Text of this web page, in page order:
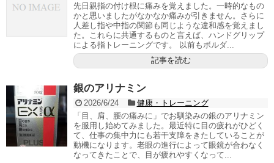
先日親指の付け根に痛みを覚えました。一時的なもの
かと思いましたがなかなか痛みが引きません。さらに
人差し指や中指の関節も同じような違和感を覚えまし
た。これらに共通するものと言えば、ハンドグリップ
による指トレーニングです。 以前もボルダ...
記事を読む
銀のアリナミン
2026/6/24
健康・トレーニング
「目、肩、腰の痛みに」でお馴染みの銀のアリナミン
を服用し始めてみました。最近特に目の疲れがひどく
て、仕事の集中力にも若干支障をきたしていることが
動機になります。老眼の進行によって眼鏡が合わなく
なってきたことで、目が疲れやすくなって...